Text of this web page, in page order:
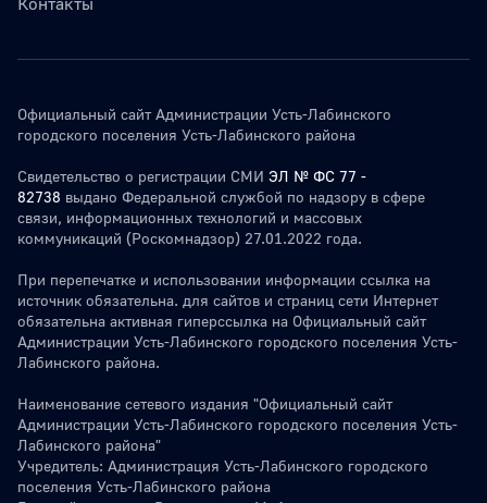
Официальный сайт Администрации Усть-Лабинского
городского поселения Усть-Лабинского района
Свидетельство о регистрации СМИ ЭЛ № ФС 77 -
82738 выдано Федеральной службой по надзору в сфере
связи, информационных технологий и массовых
коммуникаций (Роскомнадзор) 27.01.2022 года.
При перепечатке и использовании информации ссылка на
источник обязательна. для сайтов и страниц сети Интернет
обязательна активная гиперссылка на Официальный сайт
Администрации Усть-Лабинского городского поселения Усть-
Лабинского района.
Наименование сетевого издания "Официальный сайт
Администрации Усть-Лабинского городского поселения Усть-
Лабинского района"
Учредитель: Администрация Усть-Лабинского городского
поселения Усть-Лабинского района